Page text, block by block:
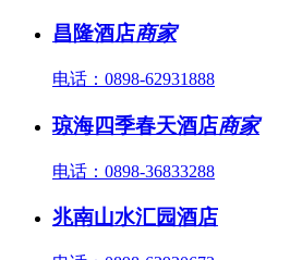
昌隆酒店商家
电话：0898-62931888
琼海四季春天酒店商家
电话：0898-36833288
兆南山水汇园酒店